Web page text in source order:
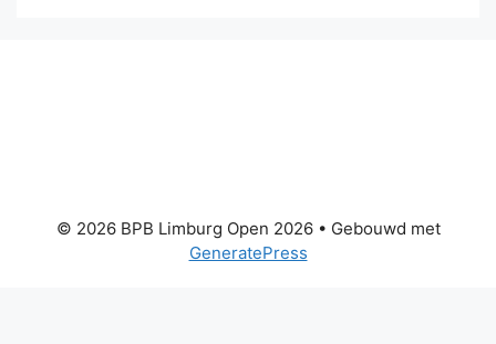
© 2026 BPB Limburg Open 2026• Gebouwd met
GeneratePress